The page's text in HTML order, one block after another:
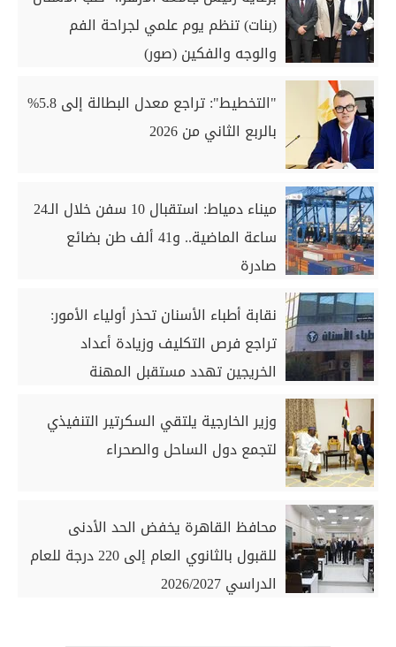
(بنات) تنظم يوم علمي لجراحة الفم
والوجه والفكين (صور)
"التخطيط": تراجع معدل البطالة إلى 5.8%
بالربع الثاني من 2026
ميناء دمياط: استقبال 10 سفن خلال الـ24
ساعة الماضية.. و41 ألف طن بضائع
صادرة
نقابة أطباء الأسنان تحذر أولياء الأمور:
تراجع فرص التكليف وزيادة أعداد
الخريجين تهدد مستقبل المهنة
وزير الخارجية يلتقي السكرتير التنفيذي
لتجمع دول الساحل والصحراء
محافظ القاهرة يخفض الحد الأدنى
للقبول بالثانوي العام إلى 220 درجة للعام
الدراسي 2026/2027